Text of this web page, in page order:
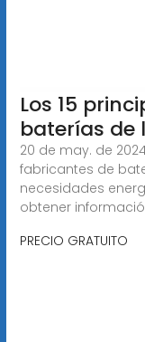
Los 15
baterías de
20 de may. de
fabricantes de
necesidades
obtener
PRECIO GRATUITO